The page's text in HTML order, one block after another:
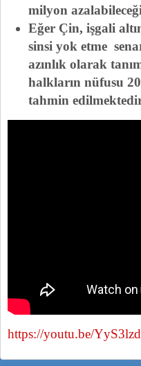
milyon
Eğer Çin, işgali
sinsi yok etme
azınlık olarak
halkların nüfusu
tahmin
https://youtu.be/